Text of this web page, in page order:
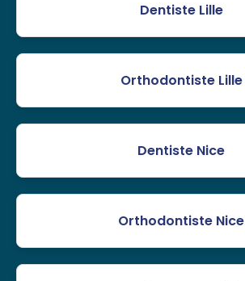
Dentiste Lille
Orthodontiste Lille
Dentiste Nice
Orthodontiste Nice